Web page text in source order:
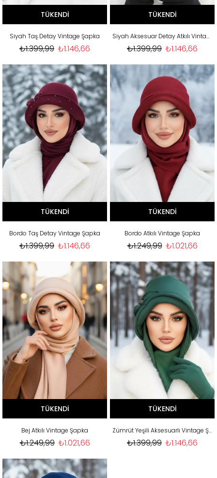
TÜKENDI
Siyah Taş Detay Vintage Şapka
₺1.146,66
₺1.399,99
TÜKENDI
Siyah Aksesuar Detay Atkılı Vintage Şapka
₺1.146,66
₺1.399,99
TÜKENDI
Bordo Taş Detay Vintage Şapka
₺1.146,66
₺1.399,99
TÜKENDI
Bordo Atkılı Vintage Şapka
₺1.021,66
₺1.249,99
TÜKENDI
Bej Atkılı Vintage Şapka
₺1.021,66
₺1.249,99
TÜKENDI
Zümrüt Yeşili Aksesuarlı Vintage Şapka
₺1.146,66
₺1.399,99